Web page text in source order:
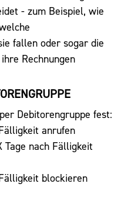
- zum Beispiel, wie
fallen oder sogar die
Rechnungen
Debitorengruppe fest:
anrufen
Tage nach Fälligkeit
blockieren